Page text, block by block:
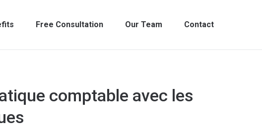
Free Consultation Our Team Contact
comptable avec les